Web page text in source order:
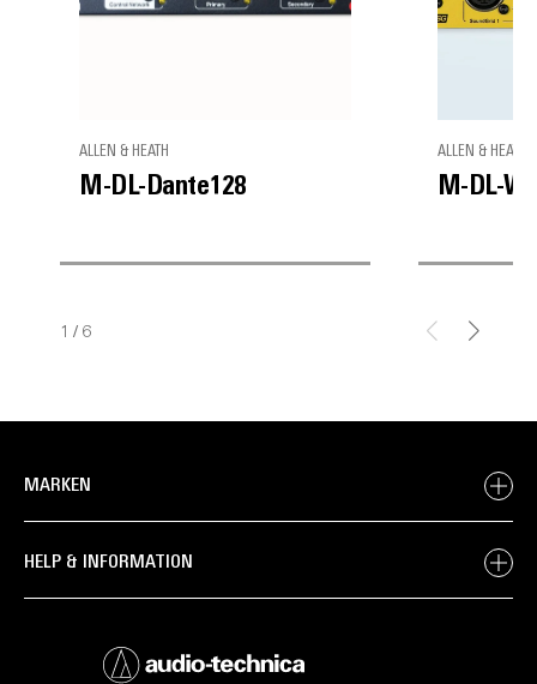
ALLEN & HEATH
M-DL-Dante128
ALLEN & HEATH
M-DL-
1 / 6
MARKEN
HELP & INFORMATION